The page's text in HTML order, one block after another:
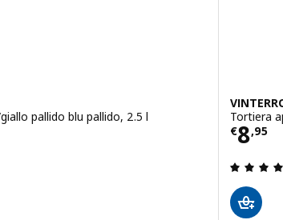
pallido blu pallido, 2.5 l
5 stelle. Totale recensioni:
Tortiera
€8,95